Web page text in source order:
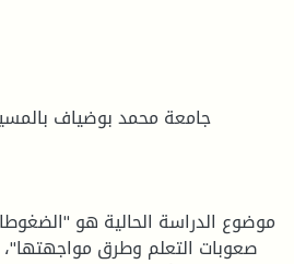
جامعة محمد بوضياف
موضوع الدراسة الحالية هو
صعوبات التعلم وطرق